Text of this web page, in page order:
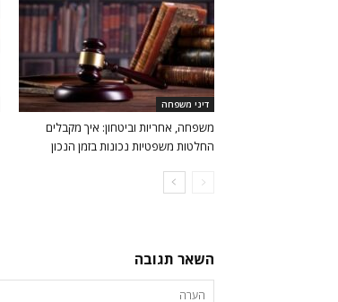
דיני משפחה
משפחה, אחריות וביטחון: איך מקבלים
החלטות משפטיות נכונות בזמן הנכון
השאר תגובה